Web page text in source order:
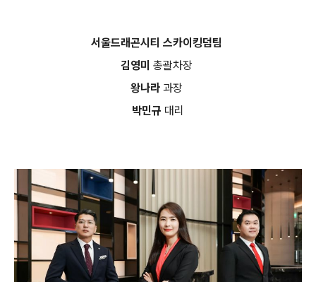
서울드래곤시티 스카이킹덤팀
김영미 총괄차장
왕나라 과장
박민규 대리